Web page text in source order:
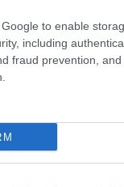
to enable
including
fraud prevention,